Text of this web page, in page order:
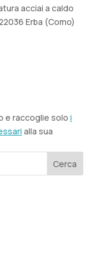
acciai a caldo
Erba (Como)
e raccoglie solo i
alla sua
Cerca